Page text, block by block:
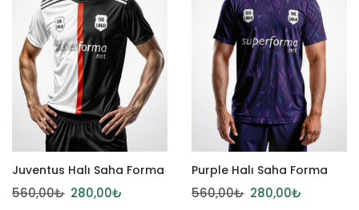
Juventus Halı Saha Forma
560,00₺ 280,00₺
Purple Halı Saha Forma
560,00₺ 280,00₺